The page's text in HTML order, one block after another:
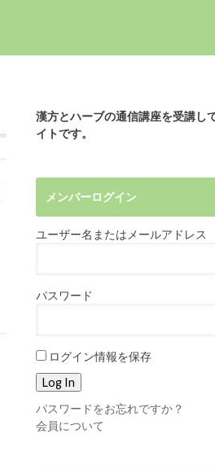
漢方とハーブの通信講座を受講し
イトです。
メンバーログイン
ユーザー名またはメールアドレス
パスワード
ログイン情報を保存
パスワードをお忘れですか？
会員について